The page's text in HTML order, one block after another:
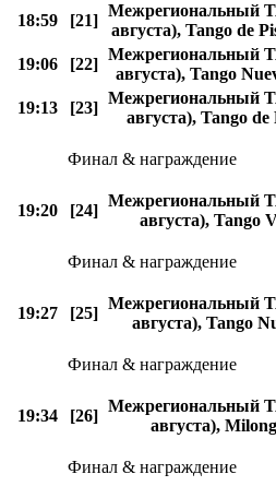
18:59
[21]
Межрегиональный
августа), Tango de
19:06
[22]
Межрегиональный
августа), Tango
19:13
[23]
Межрегиональный
августа), Tango
Финал & награждение
19:20 [24]
Межрегиональный
августа), Tango
Финал & награждение
19:27 [25]
Межрегиональный
августа), Tango
Финал & награждение
19:34 [26]
Межрегиональный
августа),
Финал & награждение